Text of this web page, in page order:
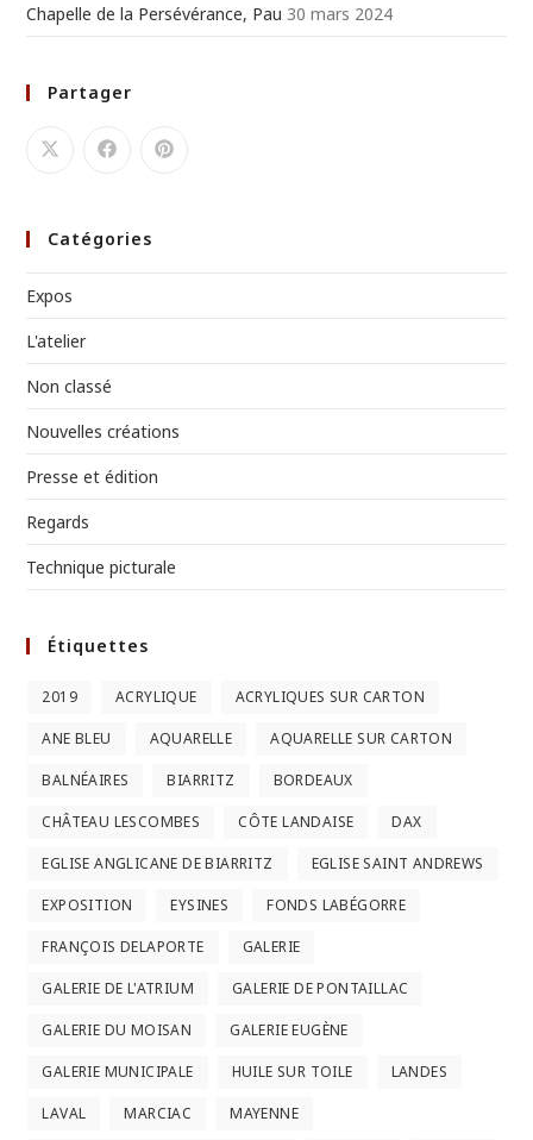
Chapelle de la Persévérance, Pau 30 mars 2024
Partager
Catégories
Expos
L'atelier
Non classé
Nouvelles créations
Presse et édition
Regards
Technique picturale
Étiquettes
2019 ACRYLIQUE ACRYLIQUES SUR CARTON
ANE BLEU AQUARELLE AQUARELLE SUR CARTON
BALNÉAIRES BIARRITZ BORDEAUX
CHÂTEAU LESCOMBES CÔTE LANDAISE DAX
EGLISE ANGLICANE DE BIARRITZ EGLISE SAINT ANDREWS
EXPOSITION EYSINES FONDS LABÉGORRE
FRANÇOIS DELAPORTE GALERIE
GALERIE DE L'ATRIUM GALERIE DE PONTAILLAC
GALERIE DU MOISAN GALERIE EUGÈNE
GALERIE MUNICIPALE HUILE SUR TOILE LANDES
LAVAL MARCIAC MAYENNE